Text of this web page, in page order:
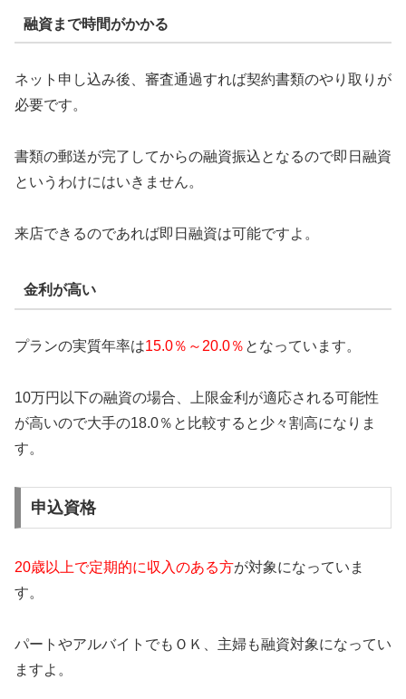
融資まで時間がかかる
ネット申し込み後、審査通過すれば契約書類のやり取りが
必要です。
書類の郵送が完了してからの融資振込となるので即日融資
というわけにはいきません。
来店できるのであれば即日融資は可能ですよ。
金利が高い
プランの実質年率は15.0％～20.0％ となっています。
10万円以下の融資の場合、上限金利が適応される可能性
が高いので大手の18.0％と比較すると少々割高になりま
す。
申込資格
20歳以上で定期的に収入のある方が対象になっていま
す。
パートやアルバイトでもＯＫ、主婦も融資対象になってい
ますよ。